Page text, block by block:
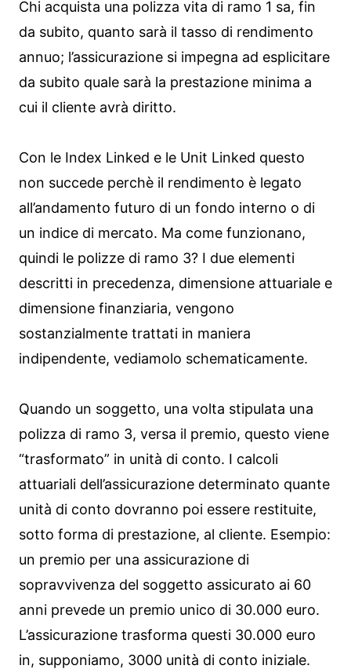
Chi acquista una polizza vita di ramo 1 sa, fin
da subito, quanto sarà il tasso di rendimento
annuo; l’assicurazione si impegna ad esplicitare
da subito quale sarà la prestazione minima a
cui il cliente avrà diritto.
Con le Index Linked e le Unit Linked questo
non succede perchè il rendimento è legato
all’andamento futuro di un fondo interno o di
un indice di mercato. Ma come funzionano,
quindi le polizze di ramo 3? I due elementi
descritti in precedenza, dimensione attuariale e
dimensione finanziaria, vengono
sostanzialmente trattati in maniera
indipendente, vediamolo schematicamente.
Quando un soggetto, una volta stipulata una
polizza di ramo 3, versa il premio, questo viene
“trasformato” in unità di conto. I calcoli
attuariali dell’assicurazione determinato quante
unità di conto dovranno poi essere restituite,
sotto forma di prestazione, al cliente. Esempio:
un premio per una assicurazione di
sopravvivenza del soggetto assicurato ai 60
anni prevede un premio unico di 30.000 euro.
L’assicurazione trasforma questi 30.000 euro
in, supponiamo, 3000 unità di conto iniziale.